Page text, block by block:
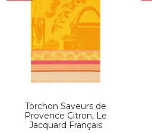
Torchon Saveurs de
Provence Citron, Le
Jacquard Français